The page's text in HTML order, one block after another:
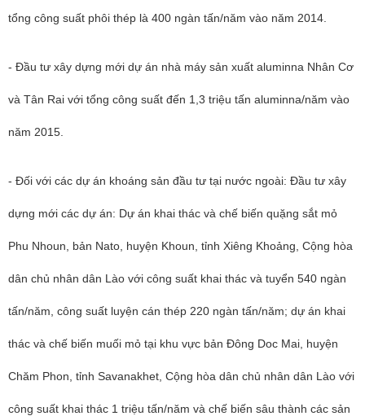
tổng công suất phôi thép là 400 ngàn tấn/năm vào năm 2014.
- Đầu tư xây dựng mới dự án nhà máy sản xuất aluminna Nhân Cơ
và Tân Rai với tổng công suất đến 1,3 triệu tấn aluminna/năm vào
năm 2015.
- Đối với các dự án khoáng sản đầu tư tại nước ngoài: Đầu tư xây
dựng mới các dự án: Dự án khai thác và chế biến quặng sắt mỏ
Phu Nhoun, bản Nato, huyện Khoun, tỉnh Xiêng Khoảng, Cộng hòa
dân chủ nhân dân Lào với công suất khai thác và tuyển 540 ngàn
tấn/năm, công suất luyện cán thép 220 ngàn tấn/năm; dự án khai
thác và chế biến muối mỏ tại khu vực bản Đông Doc Mai, huyện
Chăm Phon, tỉnh Savanakhet, Cộng hòa dân chủ nhân dân Lào với
công suất khai thác 1 triệu tấn/năm và chế biến sâu thành các sản